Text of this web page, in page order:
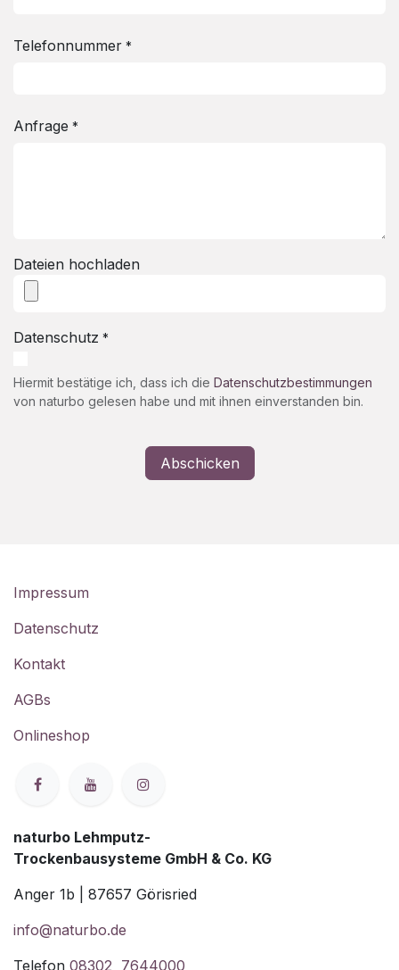
Telefonnummer *
Anfrage *
Dateien hochladen
Datenschutz *
Hiermit bestätige ich, dass ich die Datenschutzbestimmungen
von naturbo gelesen habe und mit ihnen einverstanden bin.
Abschicken
Impressum
Datenschutz
Kontakt
AGBs
Onlineshop
naturbo Lehmputz-
Trockenbausysteme GmbH & Co. KG
Anger 1b | 87657 Görisried
info@naturbo.de
Telefon 08302 7644000